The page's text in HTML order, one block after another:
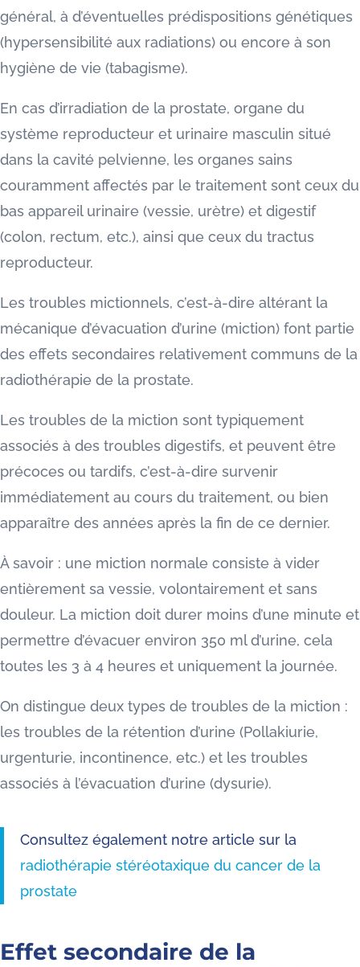
général, à d’éventuelles prédispositions génétiques
(hypersensibilité aux radiations) ou encore à son
hygiène de vie (tabagisme).
En cas d’irradiation de la prostate, organe du
système reproducteur et urinaire masculin situé
dans la cavité pelvienne, les organes sains
couramment affectés par le traitement sont ceux du
bas appareil urinaire (vessie, urètre) et digestif
(colon, rectum, etc.), ainsi que ceux du tractus
reproducteur.
Les troubles mictionnels, c’est-à-dire altérant la
mécanique d’évacuation d’urine (miction) font partie
des effets secondaires relativement communs de la
radiothérapie de la prostate.
Les troubles de la miction sont typiquement
associés à des troubles digestifs, et peuvent être
précoces ou tardifs, c’est-à-dire survenir
immédiatement au cours du traitement, ou bien
apparaître des années après la fin de ce dernier.
À savoir : une miction normale consiste à vider
entièrement sa vessie, volontairement et sans
douleur. La miction doit durer moins d’une minute et
permettre d’évacuer environ 350 ml d’urine, cela
toutes les 3 à 4 heures et uniquement la journée.
On distingue deux types de troubles de la miction :
les troubles de la rétention d’urine (Pollakiurie,
urgenturie, incontinence, etc.) et les troubles
associés à l’évacuation d’urine (dysurie).
Consultez également notre article sur la
radiothérapie stéréotaxique du cancer de la
prostate
Effet secondaire de la